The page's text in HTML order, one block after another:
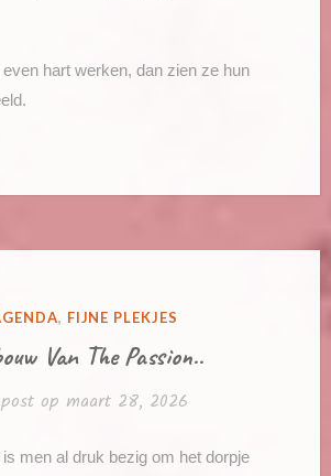
hart werken, dan zien ze hun
, FIJNE PLEKJES
Van The Passion..
op maart 28, 2026
men al druk bezig om het dorpje